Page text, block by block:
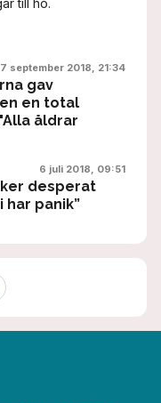
7 september 2018, 21:34
gav
en total
åldrar
6 juli 2018, 09:51
desperat
har panik”